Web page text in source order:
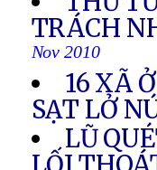
TRÁCH
Nov 2010
16 XÃ
SẠT LỞ
LŨ